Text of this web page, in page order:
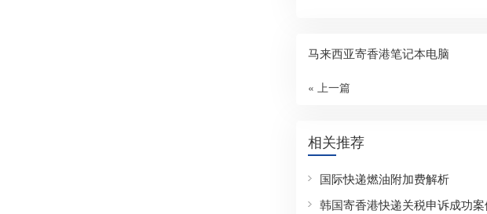
马来西亚寄香港笔记本电脑
« 上一篇
相关推荐
国际快递燃油附加费解析
韩国寄香港快递关税申诉成功案